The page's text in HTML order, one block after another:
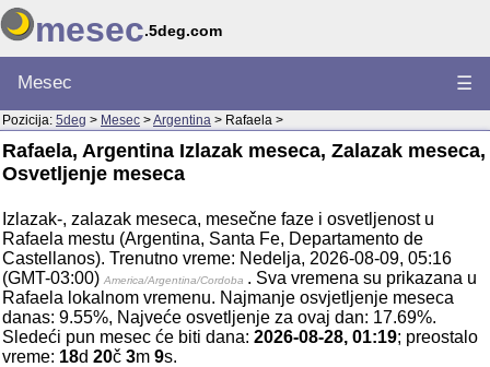
mesec.5deg.com
Mesec ☰
Pozicija: 5deg > Mesec >Argentina > Rafaela >
Rafaela, Argentina Izlazak meseca, Zalazak meseca,
Osvetljenje meseca
Izlazak-, zalazak meseca, mesečne faze i osvetljenost u
Rafaela mestu (Argentina, Santa Fe, Departamento de
Castellanos). Trenutno vreme: Nedelja, 2026-08-09, 05:16
(GMT-03:00) America/Argentina/Cordoba . Sva vremena su prikazana u
Rafaela lokalnom vremenu. Najmanje osvjetljenje meseca
danas: 9.55%, Najveće osvetljenje za ovaj dan: 17.69%.
Sledeći pun mesec će biti dana: 2026-08-28, 01:19; preostalo
vreme: 18d 20č 3m 9s.